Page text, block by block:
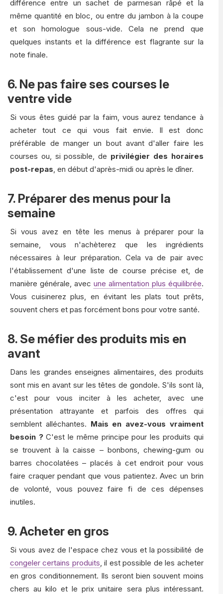
différence entre un sachet de parmesan râpé et la
même quantité en bloc, ou entre du jambon à la coupe
et son homologue sous-vide. Cela ne prend que
quelques instants et la différence est flagrante sur la
note finale.
6. Ne pas faire ses courses le
ventre vide
Si vous êtes guidé par la faim, vous aurez tendance à
acheter tout ce qui vous fait envie. Il est donc
préférable de manger un bout avant d'aller faire les
courses ou, si possible, de privilégier des horaires
post-repas , en début d'après-midi ou après le dîner.
7. Préparer des menus pour la
semaine
Si vous avez en tête les menus à préparer pour la
semaine, vous n'achèterez que les ingrédients
nécessaires à leur préparation. Cela va de pair avec
l'établissement d'une liste de course précise et, de
manière générale, avec une alimentation plus équilibrée.
Vous cuisinerez plus, en évitant les plats tout prêts,
souvent chers et pas forcément bons pour votre santé.
8. Se méfier des produits mis en
avant
Dans les grandes enseignes alimentaires, des produits
sont mis en avant sur les têtes de gondole. S'ils sont là,
c'est pour vous inciter à les acheter, avec une
présentation attrayante et parfois des offres qui
semblent alléchantes. Mais en avez-vous vraiment
besoin ?C'est le même principe pour les produits qui
se trouvent à la caisse – bonbons, chewing-gum ou
barres chocolatées – placés à cet endroit pour vous
faire craquer pendant que vous patientez. Avec un brin
de volonté, vous pouvez faire fi de ces dépenses
inutiles.
9. Acheter en gros
Si vous avez de l'espace chez vous et la possibilité de
congeler certains produits , il est possible de les acheter
en gros conditionnement. Ils seront bien souvent moins
chers au kilo et le prix unitaire sera plus intéressant.